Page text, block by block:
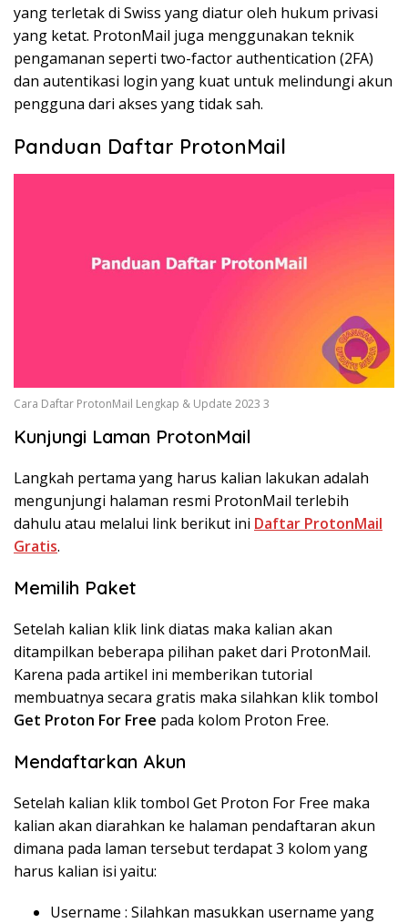
yang terletak di Swiss yang diatur oleh hukum privasi
yang ketat. ProtonMail juga menggunakan teknik
pengamanan seperti two-factor authentication (2FA)
dan autentikasi login yang kuat untuk melindungi akun
pengguna dari akses yang tidak sah.
Panduan Daftar ProtonMail
Cara Daftar ProtonMail Lengkap & Update 2023 3
Kunjungi Laman ProtonMail
Langkah pertama yang harus kalian lakukan adalah
mengunjungi halaman resmi ProtonMail terlebih
dahulu atau melalui link berikut ini Daftar ProtonMail
Gratis.
Memilih Paket
Setelah kalian klik link diatas maka kalian akan
ditampilkan beberapa pilihan paket dari ProtonMail.
Karena pada artikel ini memberikan tutorial
membuatnya secara gratis maka silahkan klik tombol
Get Proton For Free pada kolom Proton Free.
Mendaftarkan Akun
Setelah kalian klik tombol Get Proton For Free maka
kalian akan diarahkan ke halaman pendaftaran akun
dimana pada laman tersebut terdapat 3 kolom yang
harus kalian isi yaitu:
Username : Silahkan masukkan username yang